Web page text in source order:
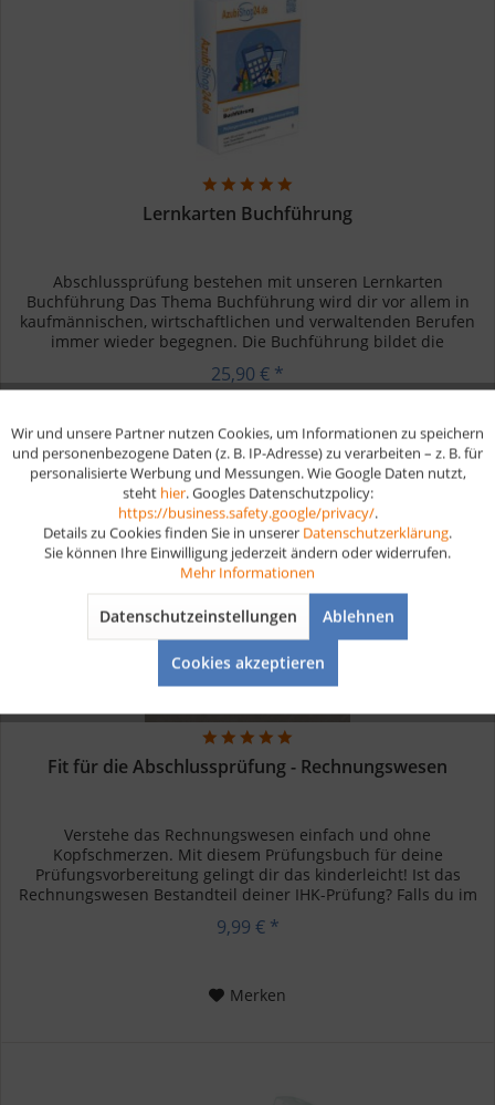
Lernkarten Buchführung
Abschlussprüfung bestehen mit unseren Lernkarten
Buchführung Das Thema Buchführung wird dir vor allem in
kaufmännischen, wirtschaftlichen und verwaltenden Berufen
immer wieder begegnen. Die Buchführung bildet die
Grundlage aller...
25,90 € *
Merken
Fit für die Abschlussprüfung - Rechnungswesen
Verstehe das Rechnungswesen einfach und ohne
Kopfschmerzen. Mit diesem Prüfungsbuch für deine
Prüfungsvorbereitung gelingt dir das kinderleicht! Ist das
Rechnungswesen Bestandteil deiner IHK-Prüfung? Falls du im
kaufmännischen Bereich,...
9,99 € *
Merken
Funktionale Aktiv
Aktiv
Aktiv
Wir und unsere Partner nutzen Cookies, um Informationen zu speichern
und personenbezogene Daten (z. B. IP-Adresse) zu verarbeiten – z. B. für
personalisierte Werbung und Messungen. Wie Google Daten nutzt,
steht hier. Googles Datenschutzpolicy:
https://business.safety.google/privacy/.
Details zu Cookies finden Sie in unserer Datenschutzerklärung.
Sie können Ihre Einwilligung jederzeit ändern oder widerrufen.
Mehr Informationen
Datenschutzeinstellungen Ablehnen
Cookies akzeptieren